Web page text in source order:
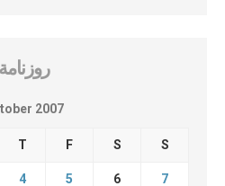
روزنامة
2007
T F S S
4 5 6 7